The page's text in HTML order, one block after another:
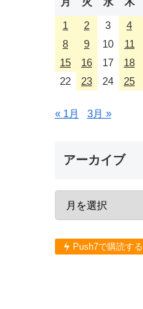
1
2 3 4
8
9 10 11
15
16 17 18
22
23 24 25
« 1月 3月 »
アーカイブ
Push7で購読する